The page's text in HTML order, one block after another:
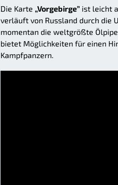
Die Karte „Vorgebirge” ist leicht
verläuft von Russland durch die
momentan die weltgrößte
bietet Möglichkeiten für einen
Kampfpanzern.